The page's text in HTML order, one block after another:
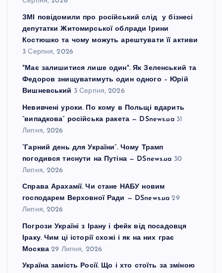
ЗМІ повідомили про російський слід у бізнесі
депутатки Житомирської облради Ірини
Костюшко та чому можуть арештувати її активи
3 Серпня, 2026
"Має залишитися лише один". Як Зеленський та
Федоров знищуватимуть один одного – Юрій
Вишневський 3 Серпня, 2026
Невивчені уроки. По кому в Польщі вдарить
“випадкова” російська ракета — DSnews.ua 31
Липня, 2026
“Гарний день для України”. Чому Трамп
погодився тиснути на Путіна — DSnews.ua 30
Липня, 2026
Справа Арахамії. Чи стане НАБУ новим
господарем Верховної Ради — DSnews.ua 29
Липня, 2026
Погрози Україні з Ірану і фейк від посадовця
Іраку. Чим ці історії схожі і як на них грає
Москва 29 Липня, 2026
Україна замість Росії. Що і хто стоїть за зміною